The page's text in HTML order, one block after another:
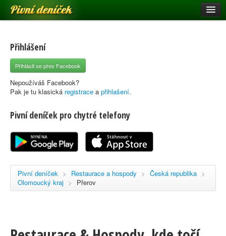
Pivní deníček
Pivní mapa
Pivní značky
Nápověda
Registrace
Přihlášení
Přihlásit se přes Facebook
Nepoužíváš Facebook?
Pak je tu klasická registrace a přihlašení.
Pivní deníček pro chytré telefony
Pivní deníček > Restaurace a hospody > Česká republika >
Olomoucký kraj > Přerov